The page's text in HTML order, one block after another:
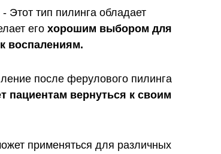
- Этот тип пилинга обладает
его хорошим выбором для
воспалениям.
после ферулового пилинга
пациентам вернуться к своим
применяться для различных